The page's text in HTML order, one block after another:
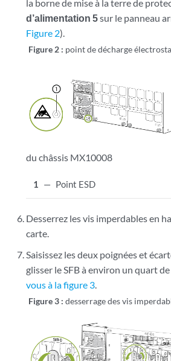
la borne de mise à la terre de
d’alimentation 5sur le panneau
Figure 2).
Figure 2 : point de décharge
du châssis MX10008
1 — Point ESD
Desserrez les vis imperdables en
carte.
Saisissez les deux poignées et
glisser le SFB à environ un quart
vous à la figure 3.
Figure 3 :desserrage des vis